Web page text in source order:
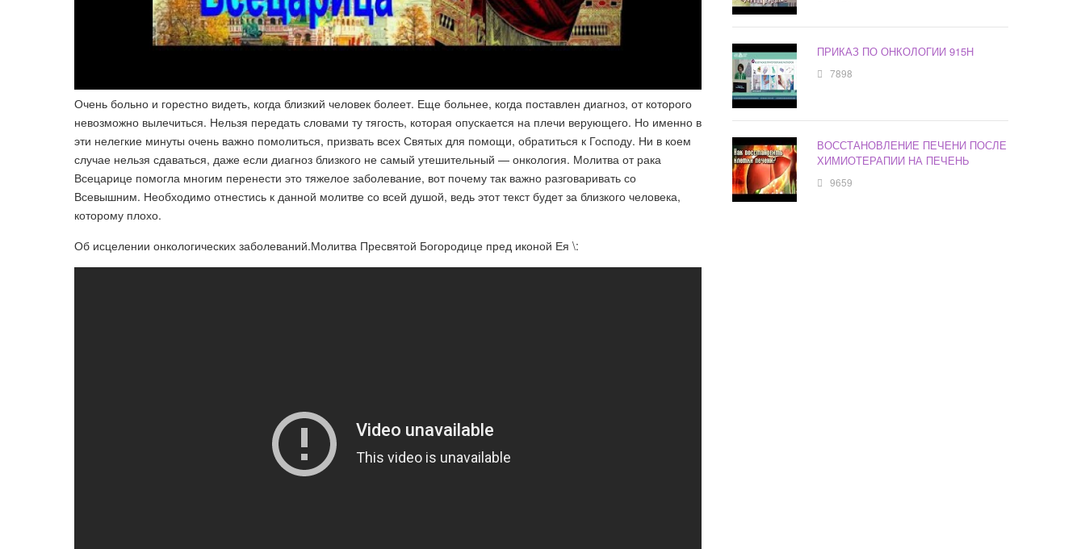
Очень больно и горестно видеть, когда близкий человек болеет. Еще больнее, когда поставлен диагноз, от которого
невозможно вылечиться. Нельзя передать словами ту тягость, которая опускается на плечи верующего. Но именно в
эти нелегкие минуты очень важно помолиться, призвать всех Святых для помощи, обратиться к Господу. Ни в коем
случае нельзя сдаваться, даже если диагноз близкого не самый утешительный — онкология. Молитва от рака
Всецарице помогла многим перенести это тяжелое заболевание, вот почему так важно разговаривать со
Всевышним. Необходимо отнестись к данной молитве со всей душой, ведь этот текст будет за близкого человека,
которому плохо.
Об исцелении онкологических заболеваний.Молитва Пресвятой Богородице пред иконой Ея \:
ПРИКАЗ ПО ОНКОЛОГИИ 915Н
7898
ВОССТАНОВЛЕНИЕ ПЕЧЕНИ ПОСЛЕ
ХИМИОТЕРАПИИ НА ПЕЧЕНЬ
9659